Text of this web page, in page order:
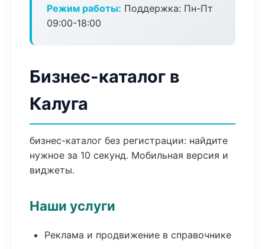
Режим работы: Поддержка: Пн-Пт
09:00-18:00
Бизнес-каталог в
Калуга
бизнес-каталог без регистрации: найдите
нужное за 10 секунд. Мобильная версия и
виджеты.
Наши услуги
Реклама и продвижение в справочнике